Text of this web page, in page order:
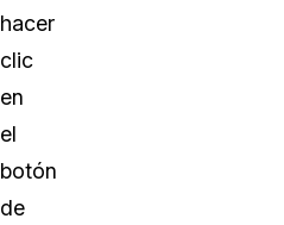
hacer
clic
en
el
botón
de